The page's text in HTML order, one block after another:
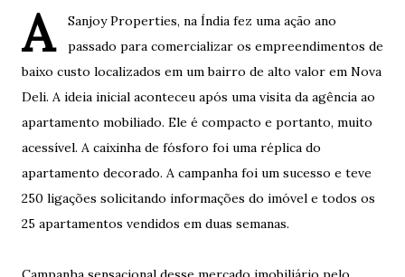
A
Sanjoy Properties, na Índia fez uma ação ano
passado para comercializar os empreendimentos de
baixo custo localizados em um bairro de alto valor em Nova
Deli. A ideia inicial aconteceu após uma visita da agência ao
apartamento mobiliado. Ele é compacto e portanto, muito
acessível. A caixinha de fósforo foi uma réplica do
apartamento decorado. A campanha foi um sucesso e teve
250 ligações solicitando informações do imóvel e todos os
25 apartamentos vendidos em duas semanas.